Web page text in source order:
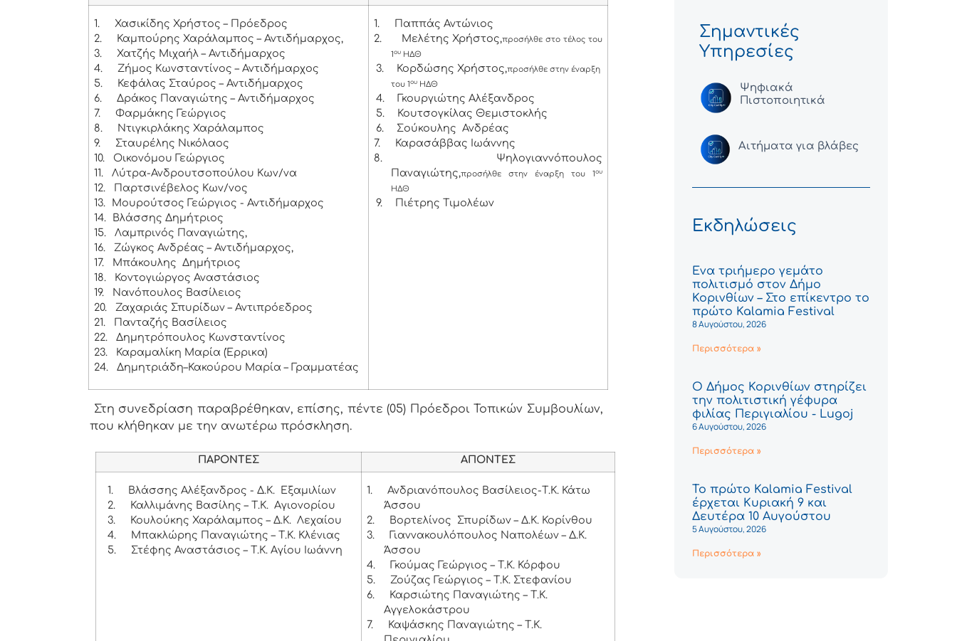
1.
Χασικίδης Χρήστος – Πρόεδρος
2.
Καμπούρης Χαράλαμπος – Αντιδήμαρχος,
3.
Χατζής Μιχαήλ – Αντιδήμαρχος
4.
Ζήμος Κωνσταντίνος – Αντιδήμαρχος
5.
Κεφάλας Σταύρος – Αντιδήμαρχος
6.
Δράκος Παναγιώτης – Αντιδήμαρχος
7.
Φαρμάκης Γεώργιος
8.
Ντιγκιρλάκης Χαράλαμπος
9.
Σταυρέλης Νικόλαος
10.
Οικονόμου Γεώργιος
11.
Λύτρα-Ανδρουτσοπούλου Κων/να
12.
Παρτσινέβελος Κων/νος
13.
Μουρούτσος Γεώργιος - Αντιδήμαρχος
14.
Βλάσσης Δημήτριος
15.
Λαμπρινός Παναγιώτης,
16.
Ζώγκος Ανδρέας – Αντιδήμαρχος,
17.
Μπάκουλης Δημήτριος
18.
Κοντογιώργος Αναστάσιος
19.
Νανόπουλος Βασίλειος
20.
Ζαχαριάς Σπυρίδων – Αντιπρόεδρος
21.
Πανταζής Βασίλειος
22.
Δημητρόπουλος Κωνσταντίνος
23.
Καραμαλίκη Μαρία (Έρρικα)
24.
Δημητριάδη–Κακούρου Μαρία – Γραμματέας
1.
Παππάς Αντώνιος
2.
Μελέτης Χρήστος,προσήλθε στο τέλος του
1ου ΗΔΘ
3. Κορδώσης Χρήστος,προσήλθε στην έναρξη
του 1ου ΗΔΘ
4.
Γκουργιώτης Αλέξανδρος
5.
Κουτσογκίλας Θεμιστοκλής
6.
Σούκουλης Ανδρέας
7.
Καρασάββας Ιωάννης
8.
Ψηλογιαννόπουλος
Παναγιώτης,προσήλθε στην έναρξη του 1 ου
ΗΔΘ
9. Πιέτρης Τιμολέων
Στη συνεδρίαση παραβρέθηκαν, επίσης, πέντε (05) Πρόεδροι Τοπικών Συμβουλίων,
που κλήθηκαν με την ανωτέρω πρόσκληση.
ΠΑΡΟΝΤΕΣ ΑΠΟΝΤΕΣ
1.
Βλάσσης Αλέξανδρος - Δ.Κ. Εξαμιλίων
2.
Καλλιμάνης Βασίλης – Τ.Κ. Αγιονορίου
3.
Κουλούκης Χαράλαμπος – Δ.Κ. Λεχαίου
4.
Μπακλώρης Παναγιώτης – Τ.Κ. Κλένιας
5.
Στέφης Αναστάσιος – Τ.Κ. Αγίου Ιωάννη
1.
Ανδριανόπουλος Βασίλειος-Τ.Κ. Κάτω
Άσσου
2.
Βορτελίνος Σπυρίδων – Δ.Κ. Κορίνθου
3.
Γιαννακουλόπουλος Ναπολέων – Δ.Κ.
Άσσου
4.
Γκούμας Γεώργιος – Τ.Κ. Κόρφου
5.
Ζούζας Γεώργιος – Τ.Κ. Στεφανίου
6.
Καρσιώτης Παναγιώτης – Τ.Κ.
Αγγελοκάστρου
7.
Καψάσκης Παναγιώτης – Τ.Κ.
Σημαντικές
Υπηρεσίες
Ψηφιακά
Πιστοποιητικά
Αιτήματα για βλάβες
Εκδηλώσεις
Ένα τριήμερο γεμάτο
πολιτισμό στον Δήμο
Κορινθίων – Στο επίκεντρο το
πρώτο Kalamia Festival
8 Αυγούστου, 2026
Περισσότερα »
Ο Δήμος Κορινθίων στηρίζει
την πολιτιστική γέφυρα
φιλίας Περιγιαλίου - Lugoj
6 Αυγούστου, 2026
Περισσότερα »
Το πρώτο Kalamia Festival
έρχεται Κυριακή 9 και
Δευτέρα 10 Αυγούστου
5 Αυγούστου, 2026
Περισσότερα »